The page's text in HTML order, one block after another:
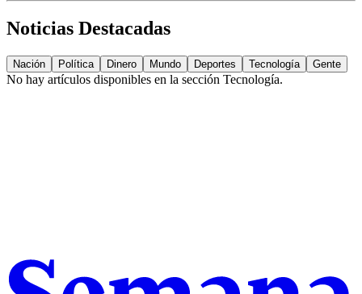
Noticias Destacadas
Nación Política Dinero Mundo Deportes Tecnología Gente
No hay artículos disponibles en la sección Tecnología.